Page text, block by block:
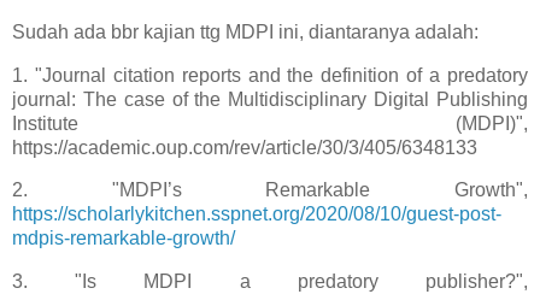
Sudah ada bbr kajian ttg MDPI ini, diantaranya adalah:
1. "Journal citation reports and the definition of a predatory
journal: The case of the Multidisciplinary Digital Publishing
Institute (MDPI)",
https://academic.oup.com/rev/article/30/3/405/6348133
2. "MDPI’s Remarkable Growth",
https://scholarlykitchen.sspnet.org/2020/08/10/guest-post-
mdpis-remarkable-growth/
3. "Is MDPI a predatory publisher?",